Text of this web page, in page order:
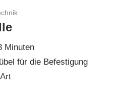
Minuten
für die Befestigung